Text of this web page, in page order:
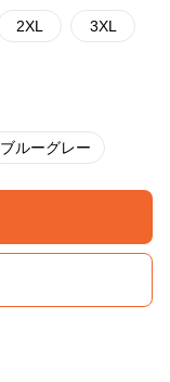
2XL 3XL
ブルーグレー